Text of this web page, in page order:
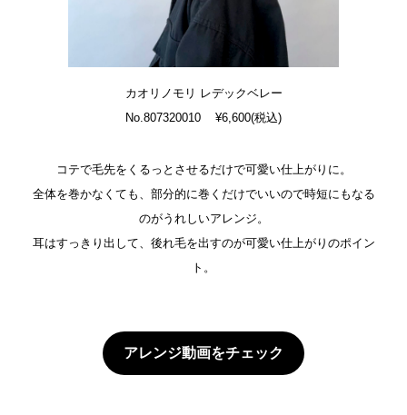
カオリノモリ レデックベレー
No.807320010 ¥6,600(税込)
コテで毛先をくるっとさせるだけで可愛い仕上がりに。
全体を巻かなくても、部分的に巻くだけでいいので時短にもなる
のがうれしいアレンジ。
耳はすっきり出して、後れ毛を出すのが可愛い仕上がりのポイン
ト。
アレンジ動画をチェック